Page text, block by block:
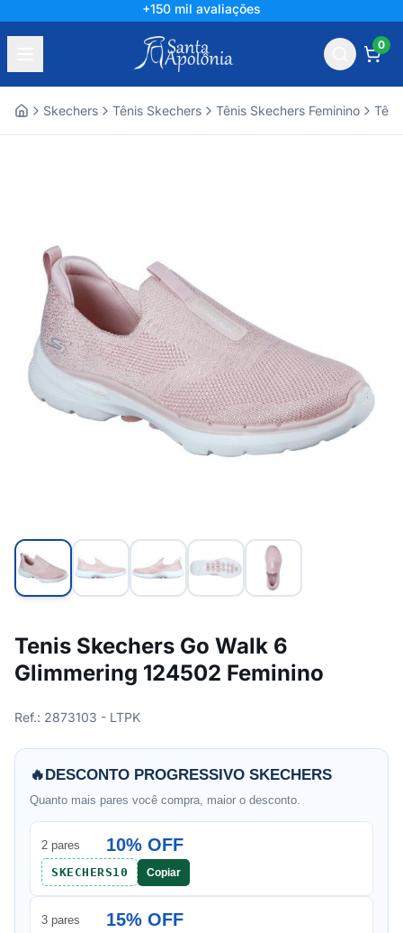
+150 mil avaliações
0
Skechers Tênis Skechers Tênis Skechers Feminino
Tenis Skechers Go Walk 6
Glimmering 124502 Feminino
Ref.: 2873103 - LTPK
🔥DESCONTO PROGRESSIVO SKECHERS
Quanto mais pares você compra, maior o desconto.
2 pares 10% OFF
SKECHERS10 Copiar
3 pares 15% OFF